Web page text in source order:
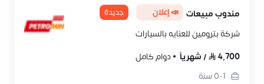
مندوب مبيعات 📣 إعلان جديدة
شركة بترومين للعنايه بالسيارات
4,700
/ شهرياً
دوام كامل
0-1سنة